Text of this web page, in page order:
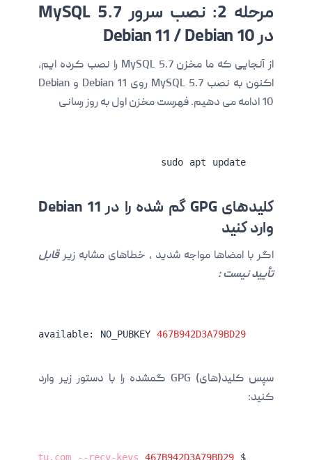
مرحله 2: نصب سرور MySQL 5.7
در Debian 11 / Debian 10
از آنجایی که ما مخزن MySQL 5.7 را نصب کرده ایم،
اکنون به نصب MySQL 5.7 روی Debian 11 و Debian
10 ادامه می دهیم. فهرست مخزن اول به روز رسانی
sudo apt update
کلیدهای GPG گم شده را در Debian 11
وارد کنید
اگر با امضاها مواجه شدید ، خطاهای مشابه زیرقابل
تأیید نیست :
available: NO_PUBKEY 467B942D3A79BD29
سپس کلید(های) GPG گمشده را با دستور زیر وارد
کنید:
$
--recv-keys 467B942D3A79BD29